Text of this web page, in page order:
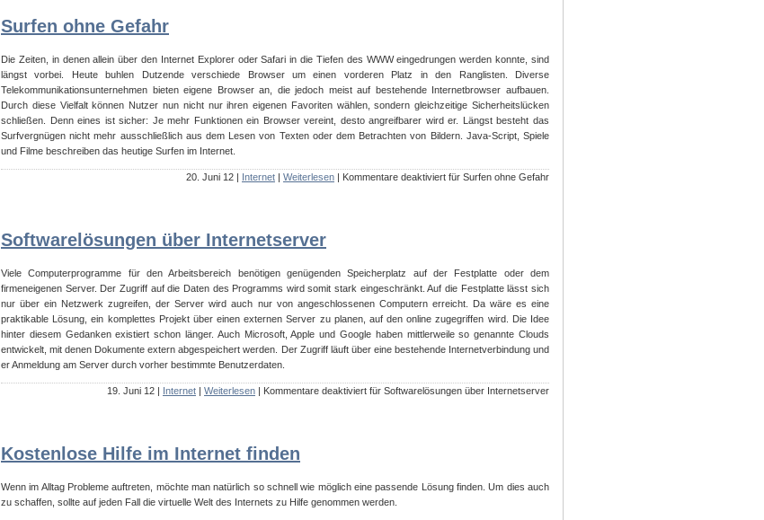
Surfen ohne Gefahr
Die Zeiten, in denen allein über den Internet Explorer oder Safari in die Tiefen des WWW eingedrungen werden konnte, sind
längst vorbei. Heute buhlen Dutzende verschiede Browser um einen vorderen Platz in den Ranglisten. Diverse
Telekommunikationsunternehmen bieten eigene Browser an, die jedoch meist auf bestehende Internetbrowser aufbauen.
Durch diese Vielfalt können Nutzer nun nicht nur ihren eigenen Favoriten wählen, sondern gleichzeitige Sicherheitslücken
schließen. Denn eines ist sicher: Je mehr Funktionen ein Browser vereint, desto angreifbarer wird er. Längst besteht das
Surfvergnügen nicht mehr ausschließlich aus dem Lesen von Texten oder dem Betrachten von Bildern. Java-Script, Spiele
und Filme beschreiben das heutige Surfen im Internet.
20. Juni 12 | Internet | Weiterlesen | Kommentare deaktiviert für Surfen ohne Gefahr
Softwarelösungen über Internetserver
Viele Computerprogramme für den Arbeitsbereich benötigen genügenden Speicherplatz auf der Festplatte oder dem
firmeneigenen Server. Der Zugriff auf die Daten des Programms wird somit stark eingeschränkt. Auf die Festplatte lässt sich
nur über ein Netzwerk zugreifen, der Server wird auch nur von angeschlossenen Computern erreicht. Da wäre es eine
praktikable Lösung, ein komplettes Projekt über einen externen Server zu planen, auf den online zugegriffen wird. Die Idee
hinter diesem Gedanken existiert schon länger. Auch Microsoft, Apple und Google haben mittlerweile so genannte Clouds
entwickelt, mit denen Dokumente extern abgespeichert werden. Der Zugriff läuft über eine bestehende Internetverbindung und
er Anmeldung am Server durch vorher bestimmte Benutzerdaten.
19. Juni 12 | Internet | Weiterlesen | Kommentare deaktiviert für Softwarelösungen über Internetserver
Kostenlose Hilfe im Internet finden
Wenn im Alltag Probleme auftreten, möchte man natürlich so schnell wie möglich eine passende Lösung finden. Um dies auch
zu schaffen, sollte auf jeden Fall die virtuelle Welt des Internets zu Hilfe genommen werden.